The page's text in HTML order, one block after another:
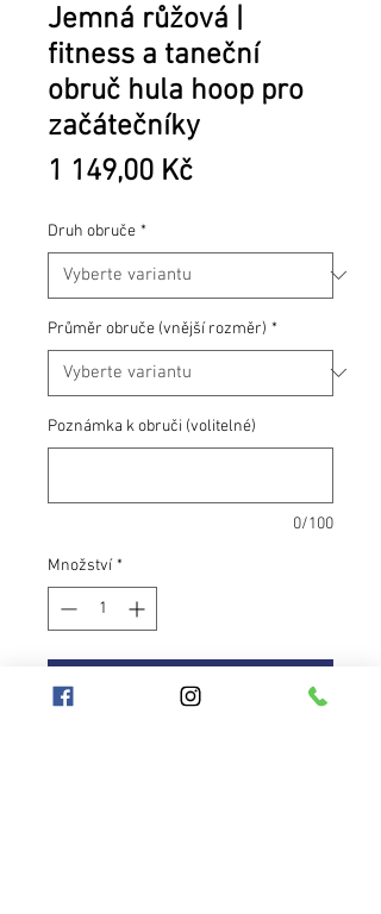
Jemná růžová |
fitness a taneční
obruč hula hoop pro
začátečníky
1 149,00 KčCena
Druh obruče *
Průměr obruče (vnější rozměr) *
Poznámka k obruči (volitelné)
0/100
Množství *
Přidat do košíku